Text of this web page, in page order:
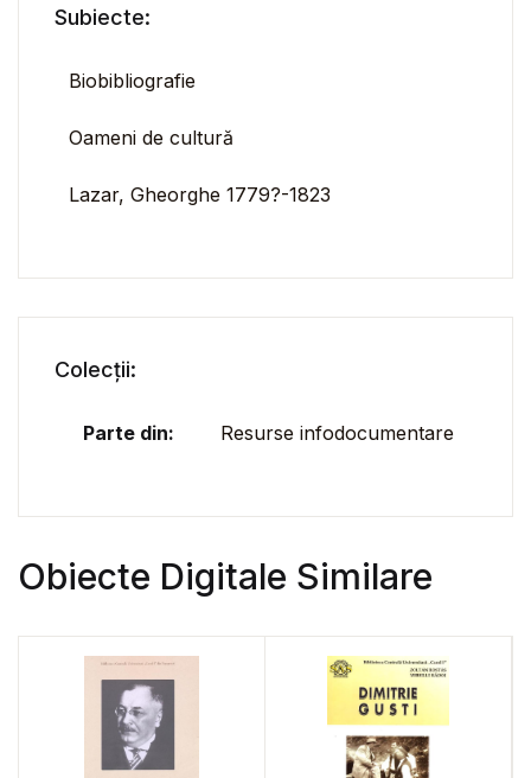
Subiecte:
Biobibliografie
Oameni de cultură
Lazar, Gheorghe 1779?-1823
Colecții:
Parte din: Resurse infodocumentare
Obiecte Digitale Similare